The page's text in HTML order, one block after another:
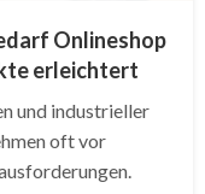
Onlineshop
erleichtert
und industrieller
oft vor